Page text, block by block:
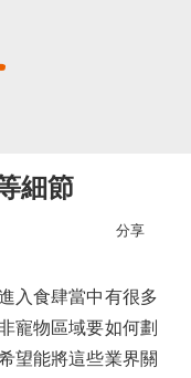
細節
分享
食肆當中有很多
寵物區域要如何劃
望能將這些業界關